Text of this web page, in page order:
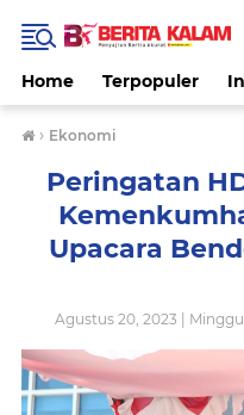
Home Terpopuler
› Ekonomi
Peringatan
Upacara
Agustus 20, 2023 |